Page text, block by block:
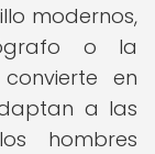
modernos,
o la
en
a las
hombres